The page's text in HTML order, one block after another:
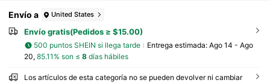
Envío a United States
Envío gratis(Pedidos ≥ $15.00)
500 puntos SHEIN si llega tarde Entrega estimada: Ago 14 - Ago
20, 85.11% son ≤ 8días hábiles
Los artículos de esta categoría no se pueden devolver ni cambiar